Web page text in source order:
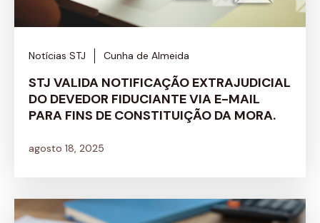
Notícias STJ Cunha de Almeida
STJ VALIDA NOTIFICAÇÃO EXTRAJUDICIAL
DO DEVEDOR FIDUCIANTE VIA E-MAIL
PARA FINS DE CONSTITUIÇÃO DA MORA.
agosto 18, 2025